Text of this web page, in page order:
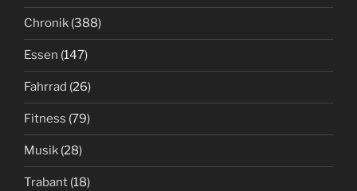
Chronik (388)
Essen (147)
Fahrrad (26)
Fitness (79)
Musik (28)
Trabant (18)